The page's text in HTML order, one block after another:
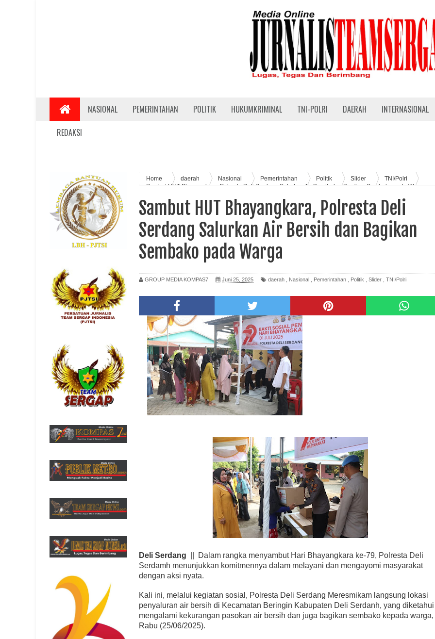
NASIONAL PEMERINTAHAN POLITIK HUKUMKRIMINAL TNI-POLRI DAERAH
INTERNASIONAL
REDAKSI
Home daerah Nasional Pemerintahan Politik Slider
TNI/Polri
Sambut HUT Bhayangkara, Polresta Deli Serdang Salurkan Air Bersih dan Bagikan Sembako pada Warga
Sambut HUT Bhayangkara, Polresta Deli
Serdang Salurkan Air Bersih dan Bagikan
Sembako pada Warga
GROUP MEDIA KOMPAS7 Juni 25, 2025 daerah Nasional Pemerintahan Politik Slider TNI/Polri
Deli Serdang || Dalam rangka menyambut Hari Bhayangkara ke-79, Polresta Deli
Serdamh menunjukkan komitmennya dalam melayani dan mengayomi masyarakat
dengan aksi nyata.
Kali ini, melalui kegiatan sosial, Polresta Deli Serdang Meresmikam langsung lokasi
penyaluran air bersih di Kecamatan Beringin Kabupaten Deli Serdanh, yang diketahui
mengalami kekurangan pasokan air bersih dan juga bagikan sembako kepada warga,
Rabu (25/06/2025).